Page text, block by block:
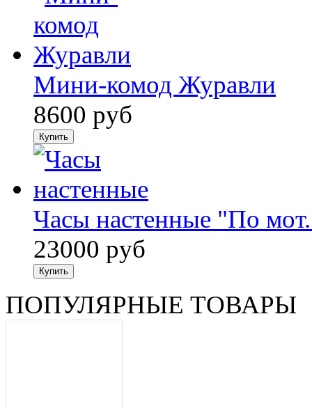
Мини-комод Журавли
8600 руб
Часы настенные "По
23000 руб
ПОПУЛЯРНЫЕ ТОВАРЫ